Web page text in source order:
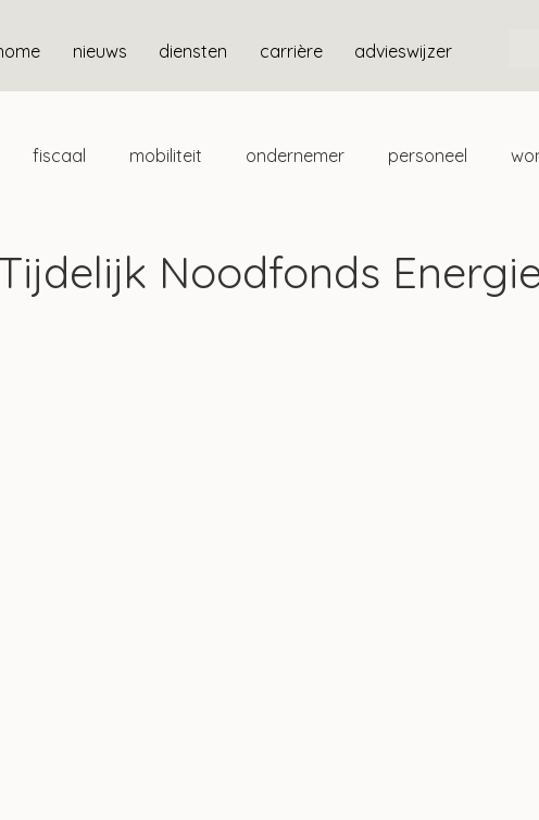
nieuws diensten carrière advieswijzer
fiscaal mobiliteit ondernemer personeel
Noodfonds